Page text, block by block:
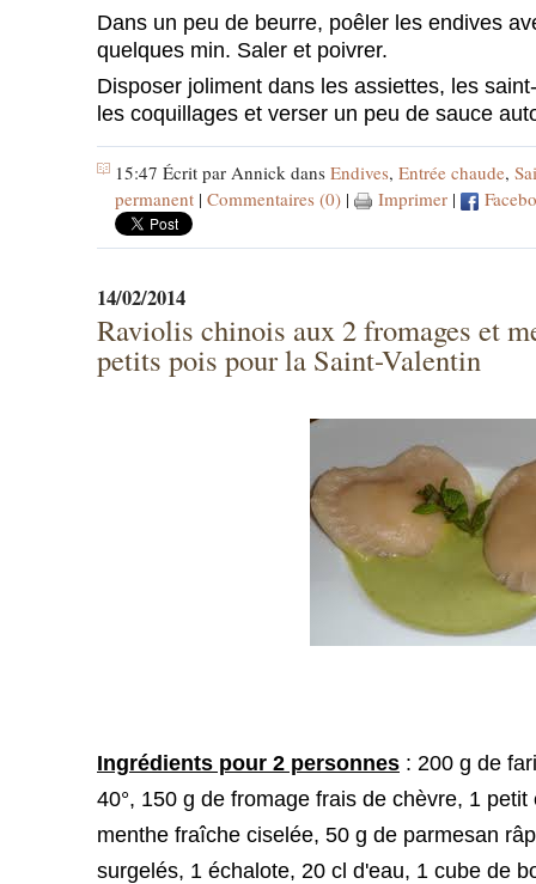
Dans un peu de beurre, poêler les endives
quelques min. Saler et poivrer.
Disposer joliment dans les assiettes, les
les coquillages et verser un peu de sauce
15:47 Écrit par Annick dans Endives, Entrée chaude,
permanent | Commentaires (0) | Imprimer |
14/02/2014
Raviolis chinois aux 2 fromages et
petits pois pour la Saint-Valentin
Ingrédients pour 2 personnes : 200 g de
40°, 150 g de fromage frais de chèvre, 1
menthe fraîche ciselée, 50 g de parmesan
surgelés, 1 échalote, 20 cl d'eau, 1 cube de